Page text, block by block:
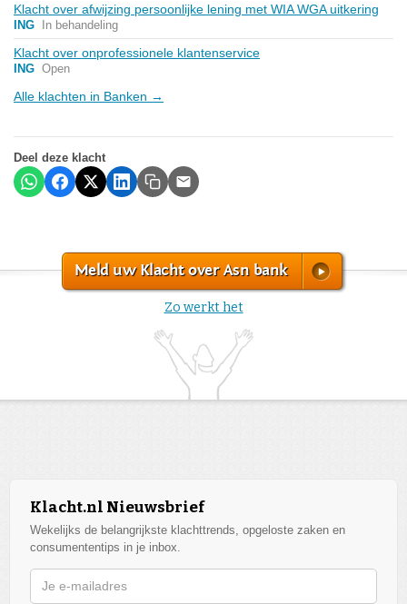
Klacht over afwijzing persoonlijke lening met WIA WGA uitkering
ING In behandeling
Klacht over onprofessionele klantenservice
ING Open
Alle klachten in Banken →
Deel deze klacht
Meld uw Klacht over Asn bank
Zo werkt het
Klacht.nl Nieuwsbrief
Wekelijks de belangrijkste klachttrends, opgeloste zaken en
consumententips in je inbox.